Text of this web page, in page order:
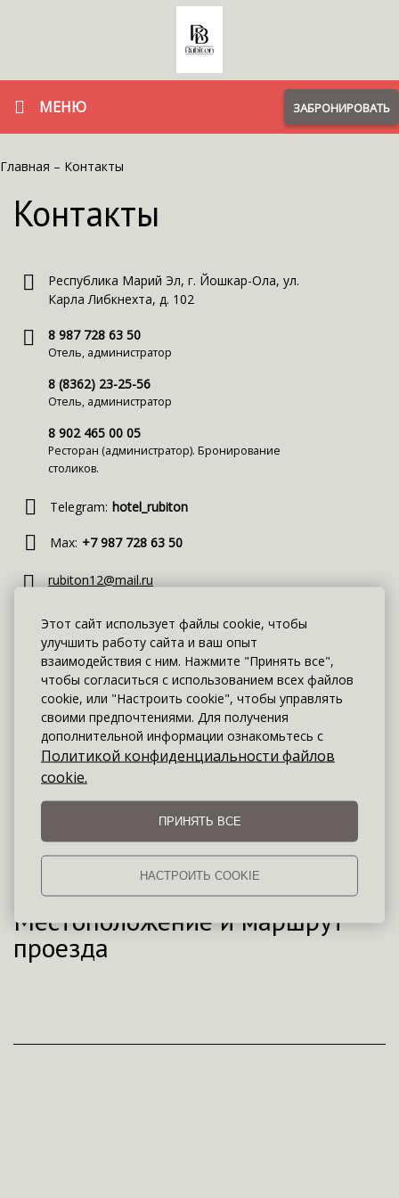
Этот сайт использует файлы cookie, чтобы
улучшить работу сайта и ваш опыт
взаимодействия с ним. Нажмите "Принять все",
чтобы согласиться с использованием всех файлов
cookie, или "Настроить cookie", чтобы управлять
своими предпочтениями. Для получения
дополнительной информации ознакомьтесь с
Политикой конфиденциальности файлов
cookie.
ПРИНЯТЬ ВСЕ
НАСТРОИТЬ COOKIE
МЕНЮ ЗАБРОНИРОВАТЬ
Главная – Контакты
Контакты
Республика Марий Эл, г. Йошкар-Ола, ул.
Карла Либкнехта, д. 102
8 987 728 63 50
Отель, администратор
8 (8362) 23-25-56
Отель, администратор
8 902 465 00 05
Ресторан (администратор). Бронирование
столиков.
Telegram: hotel_rubiton
Max: +7 987 728 63 50
rubiton12@mail.ru
rubiton.restaurant@mail.ru
Ресторан Рубитон
У вас нет времени на телефонные звонки? Хотите
заказать номер максимально быстро и с
уверенностью в том, что он точно будет готов для Вас
в назначенное время? Воспользуйтесь формой
онлайн-бронирования и получайте самые актуальные
цены!
ЗАБРОНИРОВАТЬ
Местоположение и маршрут
проезда